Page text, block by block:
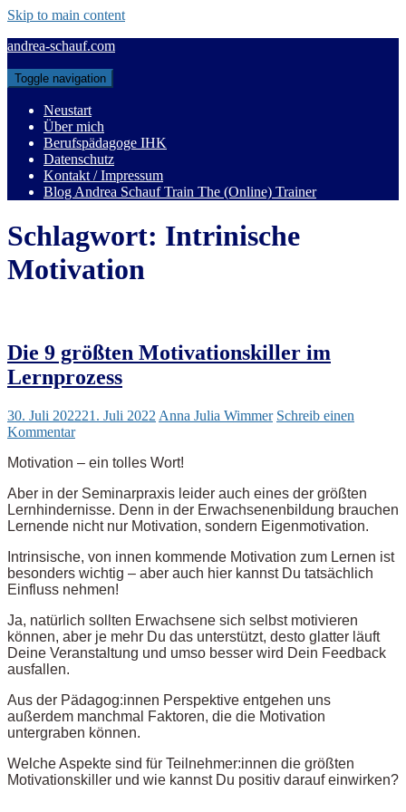
Skip to main content
andrea-schauf.com
Toggle navigation
Neustart
Über mich
Berufspädagoge IHK
Datenschutz
Kontakt / Impressum
Blog Andrea Schauf Train The (Online) Trainer
Schlagwort: Intrinische
Motivation
Die 9 größten Motivationskiller im
Lernprozess
30. Juli 202221. Juli 2022 Anna Julia Wimmer Schreib einen
Kommentar
Motivation – ein tolles Wort!
Aber in der Seminarpraxis leider auch eines der größten
Lernhindernisse. Denn in der Erwachsenenbildung brauchen
Lernende nicht nur Motivation, sondern Eigenmotivation.
Intrinsische, von innen kommende Motivation zum Lernen ist
besonders wichtig – aber auch hier kannst Du tatsächlich
Einfluss nehmen!
Ja, natürlich sollten Erwachsene sich selbst motivieren
können, aber je mehr Du das unterstützt, desto glatter läuft
Deine Veranstaltung und umso besser wird Dein Feedback
ausfallen.
Aus der Pädagog:innen Perspektive entgehen uns
außerdem manchmal Faktoren, die die Motivation
untergraben können.
Welche Aspekte sind für Teilnehmer:innen die größten
Motivationskiller und wie kannst Du positiv darauf einwirken?